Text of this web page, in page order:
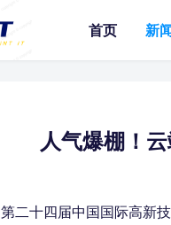
首页 新
人气爆棚！
第二十四届中国国际高新